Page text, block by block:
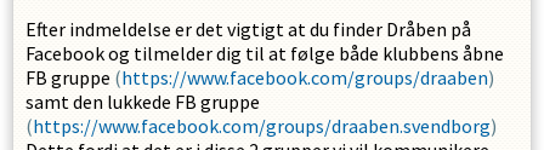
Efter indmeldelse er det vigtigt at du finder Dråben på
Facebook og tilmelder dig til at følge både klubbens åbne
FB gruppe (https://www.facebook.com/groups/draaben)
samt den lukkede FB gruppe
(https://www.facebook.com/groups/draaben.svendborg)